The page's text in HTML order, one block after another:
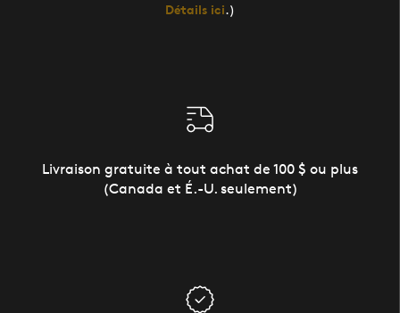
Détails ici.)
Livraison gratuite à tout achat de 100 $ ou plus
(Canada et É.-U. seulement)